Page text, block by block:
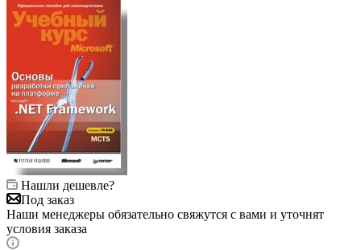
Нашли дешевле?
Под заказ
Наши менеджеры обязательно свяжутся с вами и уточнят
условия заказа